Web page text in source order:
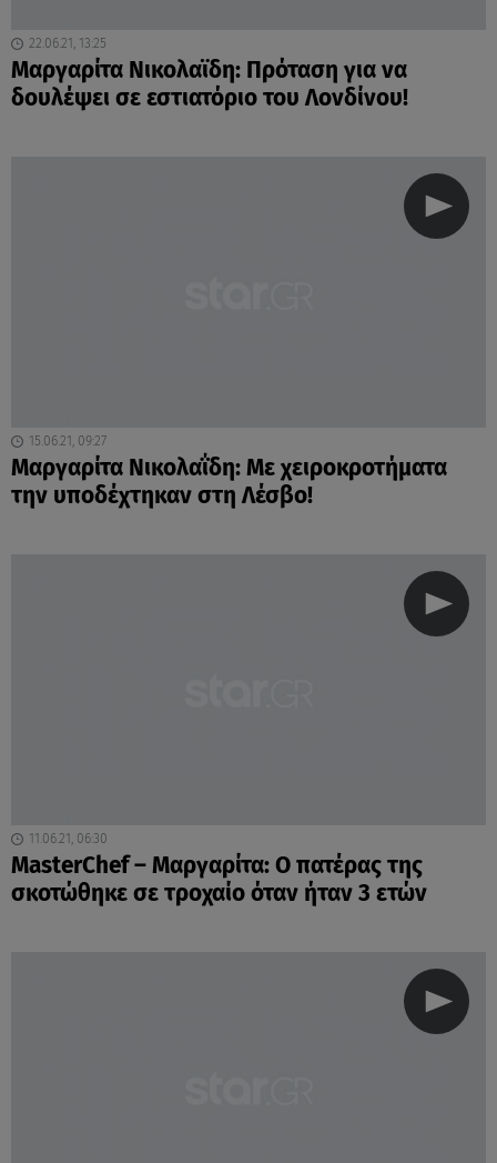
22.06.21, 13:25
Μαργαρίτα Νικολαϊδη: Πρόταση για να
δουλέψει σε εστιατόριο του Λονδίνου!
15.06.21, 09:27
Μαργαρίτα Νικολαΐδη: Με χειροκροτήματα
την υποδέχτηκαν στη Λέσβο!
11.06.21, 06:30
MasterChef – Μαργαρίτα: Ο πατέρας της
σκοτώθηκε σε τροχαίο όταν ήταν 3 ετών